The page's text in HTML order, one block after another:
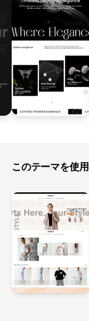
このテーマを使